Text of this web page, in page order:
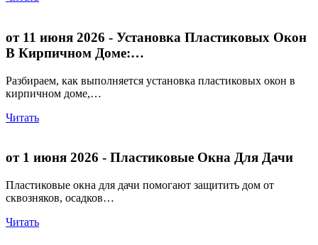
от 11 июня 2026 - Установка Пластиковых Окон
В Кирпичном Доме:…
Разбираем, как выполняется установка пластиковых окон в
кирпичном доме,…
Читать
от 1 июня 2026 - Пластиковые Окна Для Дачи
Пластиковые окна для дачи помогают защитить дом от
сквозняков, осадков…
Читать